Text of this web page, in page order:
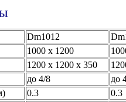
Dm1012
1000 х 1200
1200 х 1200 х 350
до 4/8
до
0.3
0.3